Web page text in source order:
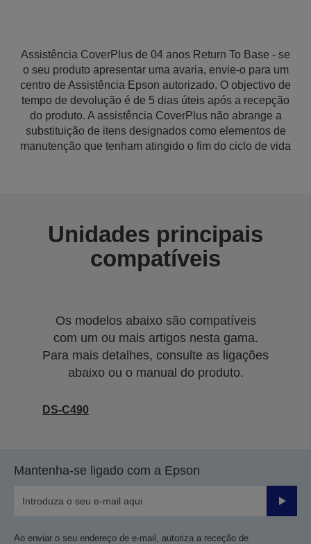
Assistência CoverPlus de 04 anos Return To Base - se
o seu produto apresentar uma avaria, envie-o para um
centro de Assistência Epson autorizado. O objectivo de
tempo de devolução é de 5 dias úteis após a recepção
do produto. A assistência CoverPlus não abrange a
substituição de itens designados como elementos de
manutenção que tenham atingido o fim do ciclo de vida
Unidades principais
compatíveis
Os modelos abaixo são compatíveis
com um ou mais artigos nesta gama.
Para mais detalhes, consulte as ligações
abaixo ou o manual do produto.
DS-C490
Mantenha-se ligado com a Epson
Enviar
Ao enviar o seu endereço de e-mail, autoriza a receção de